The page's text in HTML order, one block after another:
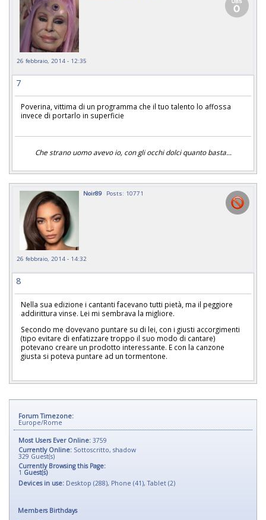
26 febbraio, 2014 - 12:35
7
Poverina, vittima di un programma che il tuo talento lo affossa
invece di portarlo in superficie
Che strano uomo avevo io, con gli occhi dolci quanto basta...
Noir89 Posts: 10771
26 febbraio, 2014 - 14:32
8
Nella sua edizione i cantanti facevano tutti pietà, ma il peggiore
addirittura vinse. Lei mi sembrava la migliore.
Secondo me dovevano puntare su di lei, con i giusti accorgimenti
(tipo evitare di enfatizzare troppo il suo modo di cantare)
potevano creare un prodotto interessante. E con la canzone
giusta si poteva puntare ad un tormentone.
Forum Timezone:
Europe/Rome
Most Users Ever Online: 3759
Currently Online: Sottoscritto, shadow
329 Guest(s)
Currently Browsing this Page:
1 Guest(s)
Devices in use: Desktop (288), Phone (41), Tablet (2)
Members Birthdays